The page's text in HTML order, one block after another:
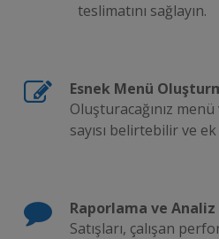
teslimatını sağlayın.
Esnek Menü
Oluşturacağınız
sayısı belirtebilir ve
Raporlama ve Analiz
Satışları, çalışan